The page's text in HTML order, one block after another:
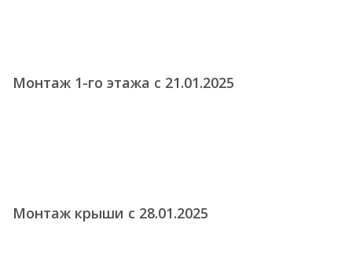
Монтаж 1-го этажа с 21.01.2025
Монтаж крыши с 28.01.2025